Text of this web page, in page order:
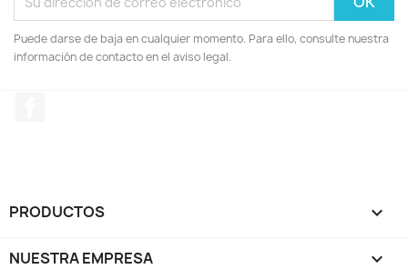
Puede darse de baja en cualquier momento. Para ello, consulte nuestra
información de contacto en el aviso legal.
PRODUCTOS 
NUESTRA EMPRESA 